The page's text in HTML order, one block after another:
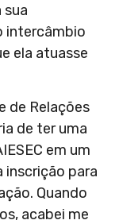
sua
intercâmbio
ela atuasse
de Relações
de ter uma
em um
inscrição para
Quando
acabei me